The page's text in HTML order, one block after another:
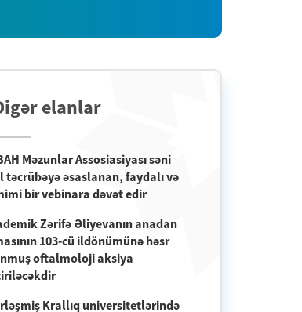
elanlar
Məzunlar Assosiasiyası səni
təcrübəyə əsaslanan, faydalı və
bir vebinara dəvət edir
Zərifə Əliyevanın anadan
103-cü ildönümünə həsr
oftalmoloji aksiya
Krallıq universitetlərində